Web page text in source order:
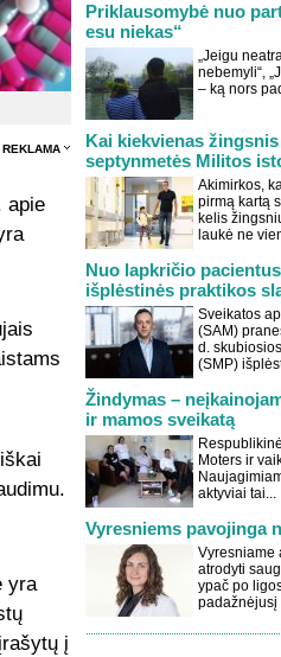
REKLAMA
apie
yra
į
Priklausomybė nuo
esu niekas“
„Jeigu
nebemyli“,
– ką nors
Kai kiekvienas
septynmetės Militos
Akimirkos,
pirmą kartą
kelis
laukė ne
Nuo lapkričio
išplėstinės praktikos
Sveikatos
(SAM)
d.
(SMP)
Žindymas –
ir mamos sveikatą
Moters ir
aktyviai tai...
Vyresniems pavojinga
Vyresniame
atrodyti
ypač po
padažnėjusį